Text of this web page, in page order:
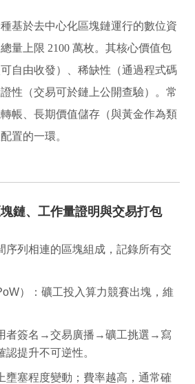
基於去中心化區塊鏈運行的數位資
量上限 2100 萬枚。其核心價值包
可自由收發）、稀缺性 （通過程式碼
性 （交易可於鏈上公開查驗）。常
帳、長期價值儲存（與黃金作為類
置的一環。
鏈、工作量證明與交易打包
序列相連的區塊組成，記錄所有交
）
：礦工投入算力競賽出塊，維
者簽名→交易廣播→礦工挑選→寫
提升不可逆性。
壅塞程度變動；費率越高，通常確